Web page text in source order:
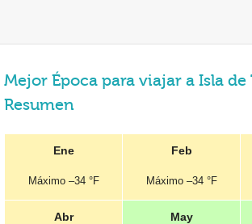
Mejor Época para viajar a Isla de
Resumen
Ene
Máximo –34 °F
Feb
Máximo –34 °F
Abr May